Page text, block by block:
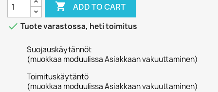
 ADD TO CART
 Tuote varastossa, heti toimitus
Suojauskäytännöt
(muokkaa moduulissa Asiakkaan vakuuttaminen)
Toimituskäytäntö
(muokkaa moduulissa Asiakkaan vakuuttaminen)